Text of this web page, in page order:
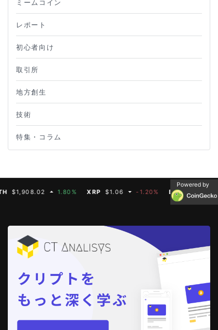
ミームコイン
レポート
初心者向け
取引所
地方創生
技術
特集・コラム
1.80% XRP $1.06 -1.20% BNB $593.11
Powered by